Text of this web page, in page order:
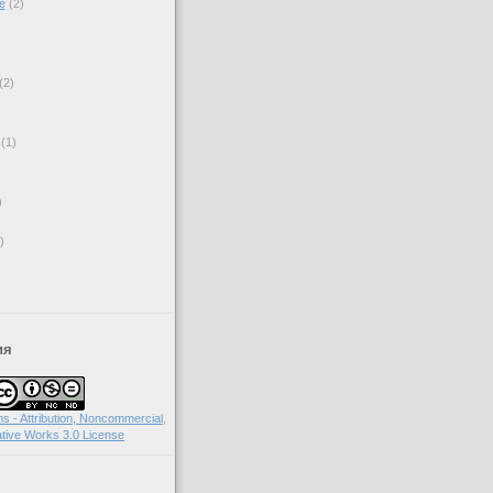
(2)
(2)
(1)
- Attribution, Noncommercial,
Works 3.0 License